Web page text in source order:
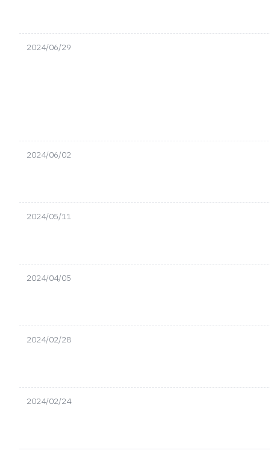
2024/06/29
2024/06/02
2024/05/11
2024/04/05
2024/02/28
2024/02/24